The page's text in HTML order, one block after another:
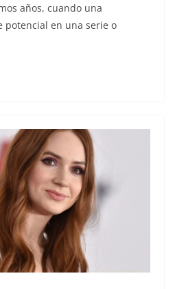
años, cuando una
potencial en una serie o